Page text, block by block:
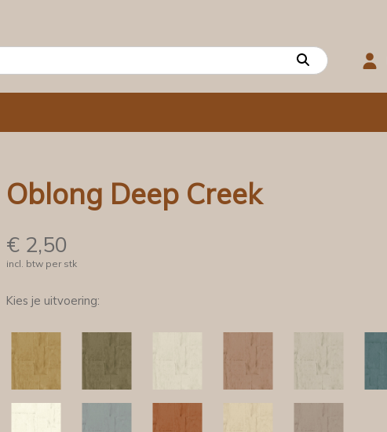
Oblong Deep Creek
€ 2,50
incl. btw per stk
Kies je uitvoering: